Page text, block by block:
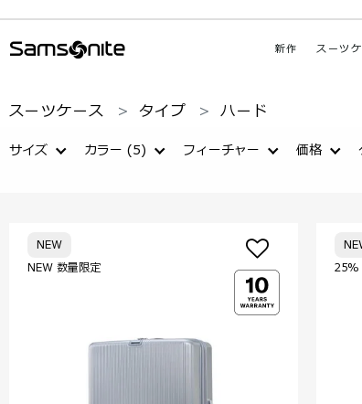
新作 スーツ
スーツケース タイプ ハード
サイズ カラー (5) フィーチャー 価格
NEW 数量限定
NEW
25%